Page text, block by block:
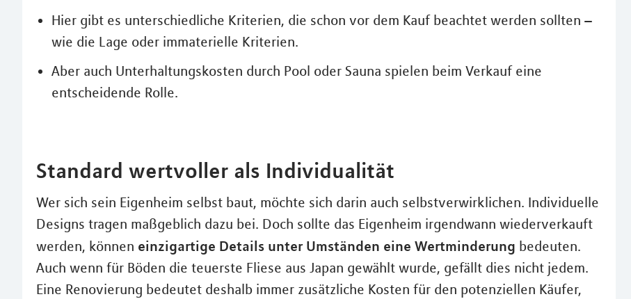
Hier gibt es unterschiedliche Kriterien, die schon vor dem Kauf beachtet werden sollten –
wie die Lage oder immaterielle Kriterien.
Aber auch Unterhaltungskosten durch Pool oder Sauna spielen beim Verkauf eine
entscheidende Rolle.
Standard wertvoller als Individualität
Wer sich sein Eigenheim selbst baut, möchte sich darin auch selbstverwirklichen. Individuelle
Designs tragen maßgeblich dazu bei. Doch sollte das Eigenheim irgendwann wiederverkauft
werden, können einzigartige Details unter Umständen eine Wertminderung bedeuten.
Auch wenn für Böden die teuerste Fliese aus Japan gewählt wurde, gefällt dies nicht jedem.
Eine Renovierung bedeutet deshalb immer zusätzliche Kosten für den potenziellen Käufer,